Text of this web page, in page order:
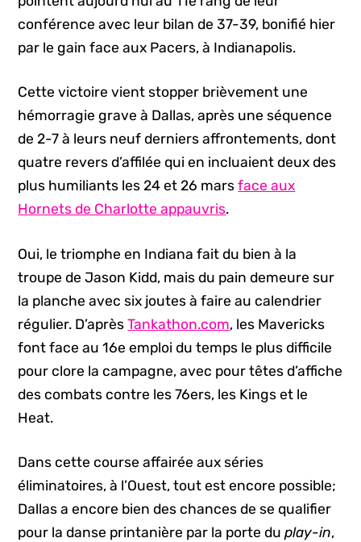
conférence avec leur bilan de 37-39, bonifié hier
par le gain face aux Pacers, à Indianapolis.
Cette victoire vient stopper brièvement une
hémorragie grave à Dallas, après une séquence
de 2-7 à leurs neuf derniers affrontements, dont
quatre revers d’affilée qui en incluaient deux des
plus humiliants les 24 et 26 marsface aux
Hornets de Charlotte appauvris.
Oui, le triomphe en Indiana fait du bien à la
troupe de Jason Kidd, mais du pain demeure sur
la planche avec six joutes à faire au calendrier
régulier. D’aprèsTankathon.com, les Mavericks
font face au 16e emploi du temps le plus difficile
pour clore la campagne, avec pour têtes d’affiche
des combats contre les 76ers, les Kings et le
Heat.
Dans cette course affairée aux séries
éliminatoires, à l’Ouest, tout est encore possible;
Dallas a encore bien des chances de se qualifier
pour la danse printanière par la porte duplay-in,